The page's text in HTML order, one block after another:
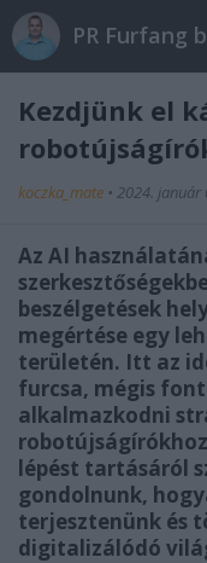
PR Furfang
Kezdjünk el
koczka_mate • 2024. január
Az AI
beszélgetések
megértése egy
területén. Itt az
furcsa, mégis
alkalmazkodni
lépést tartásáról
gondolnunk,
terjesztenünk és
digitalizálódó